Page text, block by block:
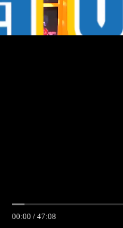
00:00 / 47:08